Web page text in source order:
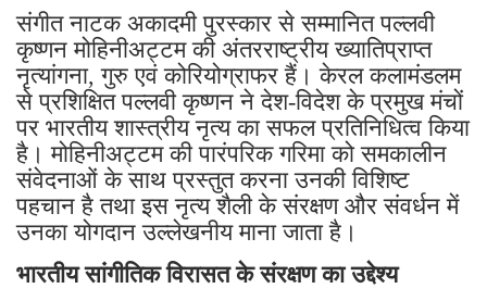
संगीत नाटक अकादमी पुरस्कार से सम्मानित पल्लवी
कृष्णन मोहिनीअट्टम की अंतरराष्ट्रीय ख्यातिप्राप्त
नृत्यांगना, गुरु एवं कोरियोग्राफर हैं। केरल कलामंडलम
से प्रशिक्षित पल्लवी कृष्णन ने देश-विदेश के प्रमुख मंचों
पर भारतीय शास्त्रीय नृत्य का सफल प्रतिनिधित्व किया
है। मोहिनीअट्टम की पारंपरिक गरिमा को समकालीन
संवेदनाओं के साथ प्रस्तुत करना उनकी विशिष्ट
पहचान है तथा इस नृत्य शैली के संरक्षण और संवर्धन में
उनका योगदान उल्लेखनीय माना जाता है।
भारतीय सांगीतिक विरासत के संरक्षण का उद्देश्य